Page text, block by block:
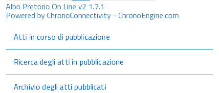
Albo Pretorio On Line v2 1.7.1
Powered by ChronoConnectivity - ChronoEngine.com
Atti in corso di pubblicazione
Ricerca degli atti in pubblicazione
Archivio degli atti pubblicati